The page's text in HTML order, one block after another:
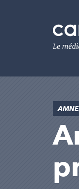
Le
média
de